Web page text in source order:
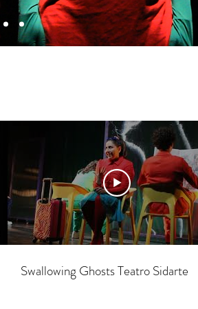
Swallowing Ghosts Teatro Sidarte